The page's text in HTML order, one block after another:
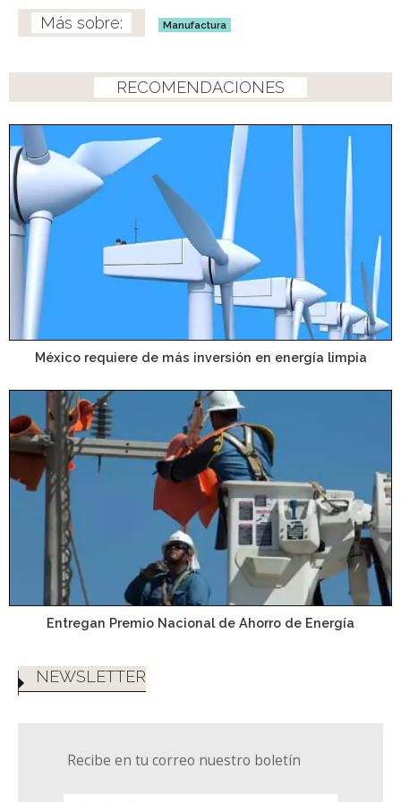
Manufactura
RECOMENDACIONES
México requiere de más inversión en energía limpia
Entregan Premio Nacional de Ahorro de Energía
NEWSLETTER
Recibe en tu correo nuestro boletín